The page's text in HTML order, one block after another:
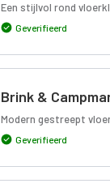
Een stijlvol rond
Geverifieerd
Brink &
Modern gestreept
Geverifieerd